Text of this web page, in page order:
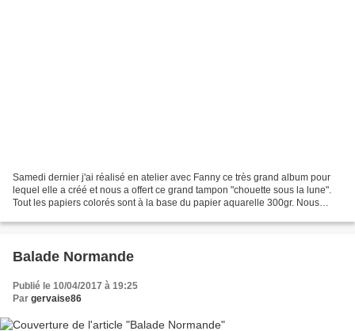
Samedi dernier j'ai réalisé en atelier avec Fanny ce très grand album pour
lequel elle a créé et nous a offert ce grand tampon "chouette sous la lune".
Tout les papiers colorés sont à la base du papier aquarelle 300gr. Nous
Balade Normande
Publié le 10/04/2017 à 19:25
Par gervaise86